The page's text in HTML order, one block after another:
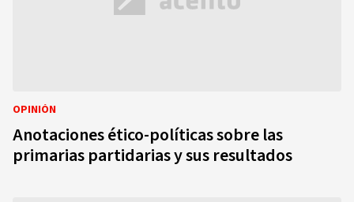
OPINIÓN
Anotaciones ético-políticas sobre las
primarias partidarias y sus resultados